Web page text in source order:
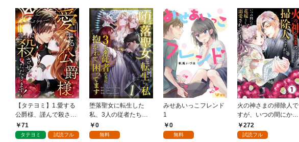
【タテヨミ】1.愛する
公爵様、謹んで殺させ
ていただきます！
71
タテヨミ 試読フル
堕落聖女に転生した
私、3人の従者たちに
抱かれて困ってます 第
1話
0
無料
みせあいっこフレンド
1
0
無料
火の神さまの掃除人で
すが、いつの間にか花
嫁として溺愛されてい
ます【単話】（１）
272
試読フル